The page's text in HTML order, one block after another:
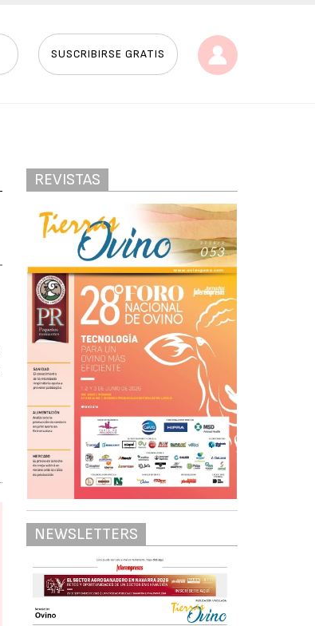
SUSCRIBIRSE GRATIS
REVISTAS
NEWSLETTERS